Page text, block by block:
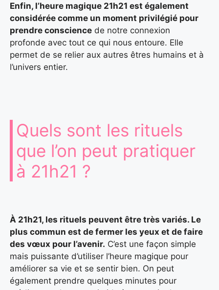
Enfin, l’heure magique 21h21 est également
considérée comme un moment privilégié pour
prendre conscience de notre connexion
profonde avec tout ce qui nous entoure. Elle
permet de se relier aux autres êtres humains et à
l’univers entier.
Quels sont les rituels
que l’on peut pratiquer
à 21h21 ?
À 21h21, les rituels peuvent être très variés. Le
plus commun est de fermer les yeux et de faire
des vœux pour l’avenir. C’est une façon simple
mais puissante d’utiliser l’heure magique pour
améliorer sa vie et se sentir bien. On peut
également prendre quelques minutes pour